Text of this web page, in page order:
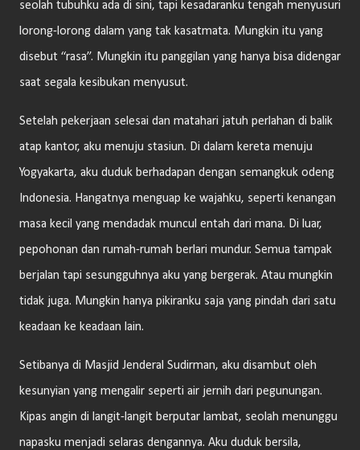
seolah tubuhku ada di sini, tapi kesadaranku tengah menyusuri
lorong-lorong dalam yang tak kasatmata. Mungkin itu yang
disebut “rasa”. Mungkin itu panggilan yang hanya bisa didengar
saat segala kesibukan menyusut.
Setelah pekerjaan selesai dan matahari jatuh perlahan di balik
atap kantor, aku menuju stasiun. Di dalam kereta menuju
Yogyakarta, aku duduk berhadapan dengan semangkuk odeng
Indonesia. Hangatnya menguap ke wajahku, seperti kenangan
masa kecil yang mendadak muncul entah dari mana. Di luar,
pepohonan dan rumah-rumah berlari mundur. Semua tampak
berjalan tapi sesungguhnya aku yang bergerak. Atau mungkin
tidak juga. Mungkin hanya pikiranku saja yang pindah dari satu
keadaan ke keadaan lain.
Setibanya di Masjid Jenderal Sudirman, aku disambut oleh
kesunyian yang mengalir seperti air jernih dari pegunungan.
Kipas angin di langit-langit berputar lambat, seolah menunggu
napasku menjadi selaras dengannya. Aku duduk bersila,